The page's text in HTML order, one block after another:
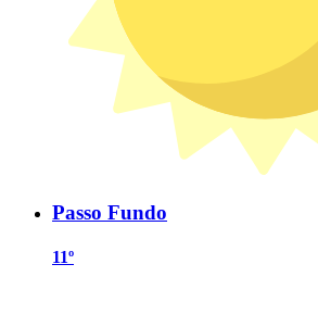
Passo Fundo
11º